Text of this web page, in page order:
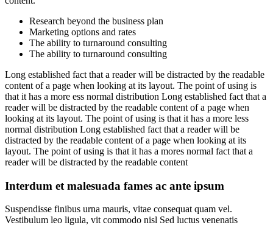
Research beyond the business plan
Marketing options and rates
The ability to turnaround consulting
The ability to turnaround consulting
Long established fact that a reader will be distracted by the readable
content of a page when looking at its layout. The point of using is
that it has a more ess normal distribution Long established fact that a
reader will be distracted by the readable content of a page when
looking at its layout. The point of using is that it has a more less
normal distribution Long established fact that a reader will be
distracted by the readable content of a page when looking at its
layout. The point of using is that it has a mores normal fact that a
reader will be distracted by the readable content
Interdum et malesuada fames ac ante ipsum
Suspendisse finibus urna mauris, vitae consequat quam vel.
Vestibulum leo ligula, vit commodo nisl Sed luctus venenatis